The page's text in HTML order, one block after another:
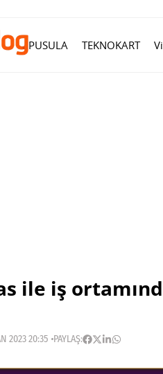
PUSULA TEKNOKART
ile iş
2023 20:35 PAYLAŞ: